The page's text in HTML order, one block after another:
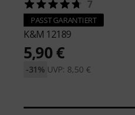
7
PASST GARANTIERT
K&M 12189
5,90 €
UVP: 8,50 €
-31%